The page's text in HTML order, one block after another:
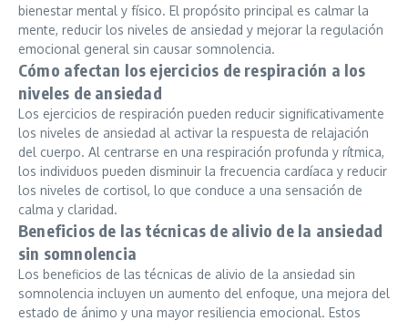
bienestar mental y físico. El propósito principal es calmar la
mente, reducir los niveles de ansiedad y mejorar la regulación
emocional general sin causar somnolencia.
Cómo afectan los ejercicios de respiración a los
niveles de ansiedad
Los ejercicios de respiración pueden reducir significativamente
los niveles de ansiedad al activar la respuesta de relajación
del cuerpo. Al centrarse en una respiración profunda y rítmica,
los individuos pueden disminuir la frecuencia cardíaca y reducir
los niveles de cortisol, lo que conduce a una sensación de
calma y claridad.
Beneficios de las técnicas de alivio de la ansiedad
sin somnolencia
Los beneficios de las técnicas de alivio de la ansiedad sin
somnolencia incluyen un aumento del enfoque, una mejora del
estado de ánimo y una mayor resiliencia emocional. Estos